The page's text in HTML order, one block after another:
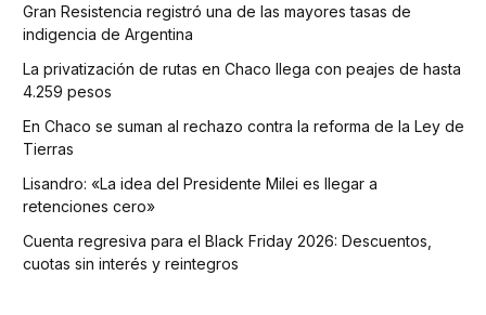
Gran Resistencia registró una de las mayores tasas de
indigencia de Argentina
La privatización de rutas en Chaco llega con peajes de hasta
4.259 pesos
En Chaco se suman al rechazo contra la reforma de la Ley de
Tierras
Lisandro: «La idea del Presidente Milei es llegar a
retenciones cero»
Cuenta regresiva para el Black Friday 2026: Descuentos,
cuotas sin interés y reintegros